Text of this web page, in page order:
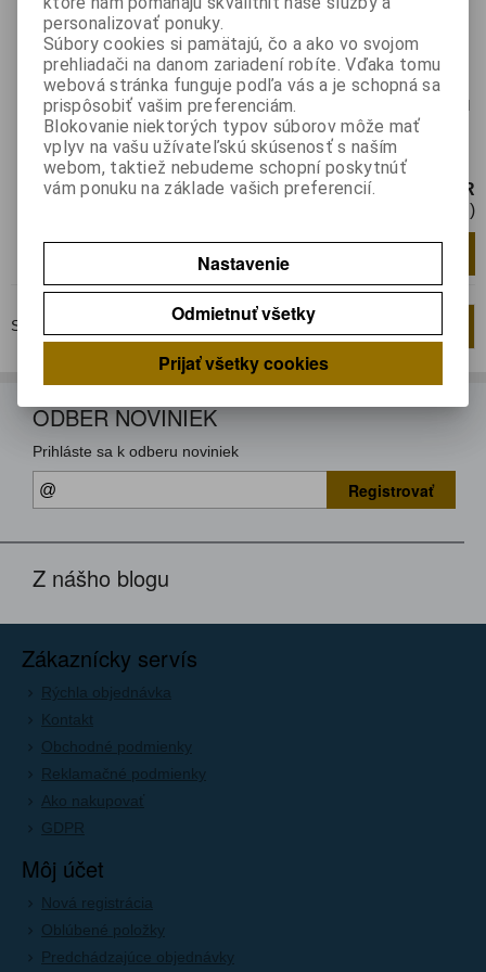
Katalógové číslo:
019697
Výrobca: TOSHIBA
Záruka (mesiacov):24
Termín dodania(prac.dni)-platí pre sklad
LIESKOVEC:3
Transistor NPN 1500V 5A 60W SOT93
2,59 EUR
2,11 EUR (Cena bez DPH)
Strana 2záznamov
ODBER NOVINIEK
Prihláste sa k odberu noviniek
Registrovať
Z nášho blogu
Zákaznícky servís
Rýchla objednávka
Kontakt
Obchodné podmienky
Reklamačné podmienky
Ako nakupovať
GDPR
Môj účet
Nová registrácia
Oblúbené položky
Predchádzajúce objednávky
personalizovať ponuky.
Súbory cookies si pamätajú, čo a ako vo svojom
prehliadači na danom zariadení robíte. Vďaka tomu
webová stránka funguje podľa vás a je schopná sa
prispôsobiť vašim preferenciám.
Blokovanie niektorých typov súborov môže mať
vplyv na vašu užívateľskú skúsenosť s naším
webom, taktiež nebudeme schopní poskytnúť
vám ponuku na základe vašich preferencií.
Nastavenie
Odmietnuť všetky
Prijať všetky cookies